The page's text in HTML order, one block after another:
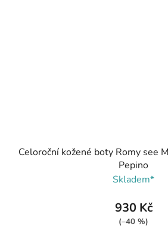
Celoroční kožené boty Romy see
Pepino
Skladem*
930 Kč
(–40 %)